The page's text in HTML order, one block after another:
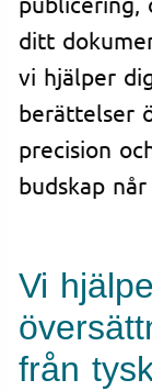
ditt
vi hjälper
berättelser
precision
budskap
Vi
från